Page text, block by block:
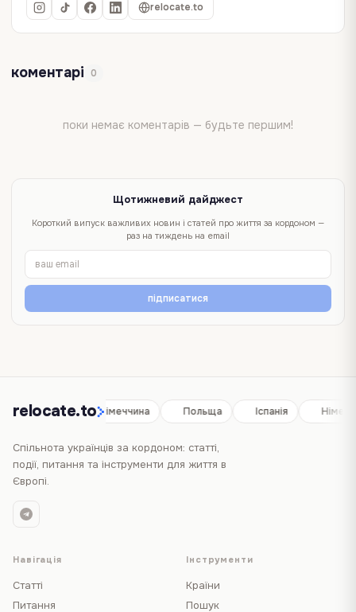
relocate.to
коментарі 0
поки немає коментарів — будьте першим!
Щотижневий дайджест
Короткий випуск важливих новин і статей про життя за кордоном —
раз на тиждень на email
підписатися
relocate.to
Іспанія Німеччина Польща Іспанія
Спільнота українців за кордоном: статті,
події, питання та інструменти для життя в
Європі.
Навігація
Статті
Питання
Інструменти
Країни
Пошук